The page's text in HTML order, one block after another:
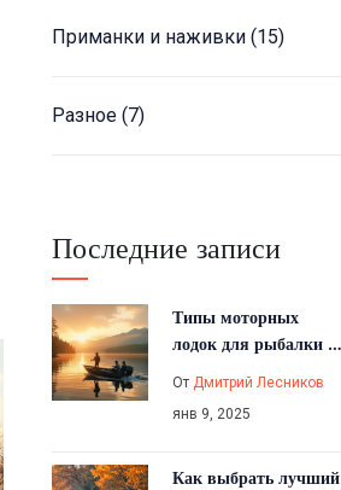
Приманки и наживки (15)
Разное (7)
Последние записи
Типы моторных
лодок для рыбалки и
От Дмитрий Лесников
янв 9, 2025
Как выбрать лучший